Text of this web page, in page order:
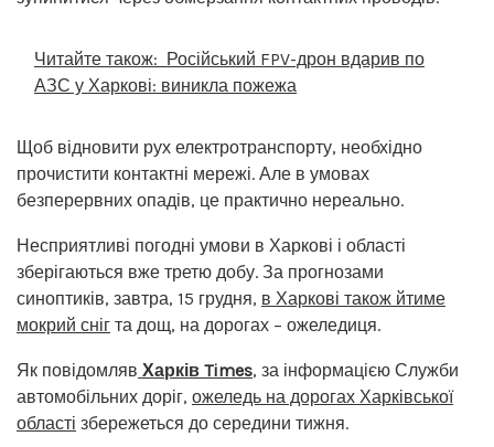
Читайте також: Російський FPV-дрон вдарив по
АЗС у Харкові: виникла пожежа
Щоб відновити рух електротранспорту, необхідно
прочистити контактні мережі. Але в умовах
безперервних опадів, це практично нереально.
Несприятливі погодні умови в Харкові і області
зберігаються вже третю добу. За прогнозами
синоптиків, завтра, 15 грудня, в Харкові також йтиме
мокрий сніг та дощ, на дорогах – ожеледиця.
Як повідомляв Харків Times, за інформацією Служби
автомобільних доріг, ожеледь на дорогах Харківської
області збережеться до середини тижня.